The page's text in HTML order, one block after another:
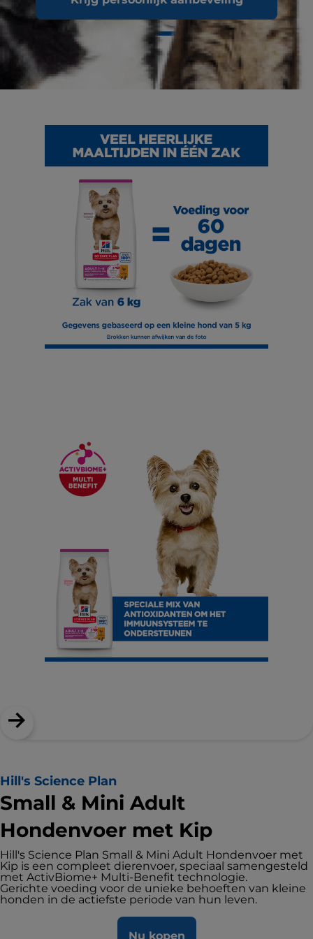
Hill's Science Plan
Small & Mini Adult
Hondenvoer met Kip
Hill's Science Plan Small & Mini Adult Hondenvoer met
Kip is een compleet dierenvoer, speciaal samengesteld
met ActivBiome+ Multi-Benefit technologie.
Gerichte voeding voor de unieke behoeften van kleine
honden in de actiefste periode van hun leven.
Nu kopen